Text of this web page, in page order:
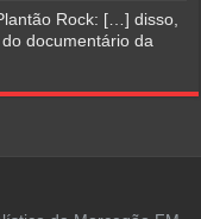
Rock: […] disso,
documentário da